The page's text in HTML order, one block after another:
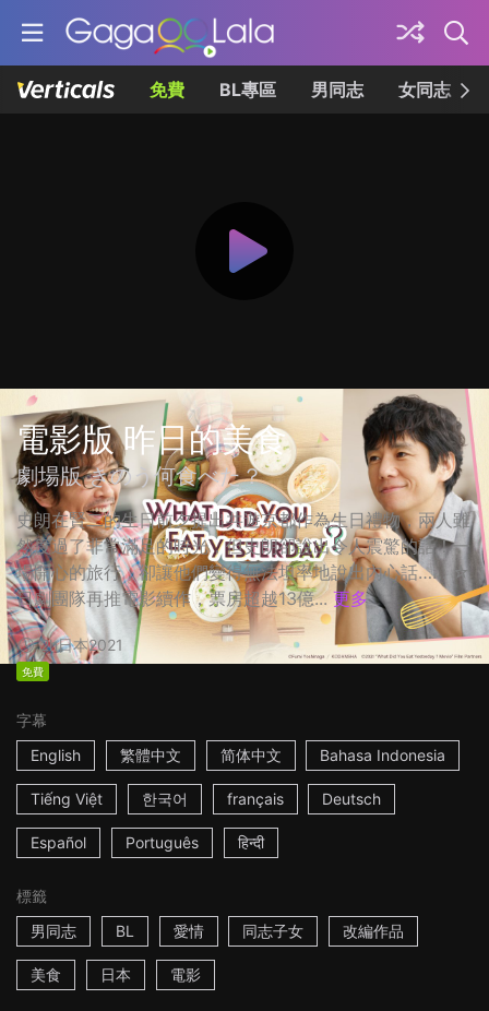
免費 BL專區 男同志 女同志
電影版 昨日的美食
劇場版 きのう何食べた？
史朗在賢二的生日前夕提出共遊京都作為生日禮物，兩人雖
然度過了非常滿足的時光，但史朗卻說出令人震驚的話！一
場開心的旅行，卻讓他們變得無法坦率地說出內心話…… ☆
日劇團隊再推電影續作，票房超越13億... 更多
2h日本2021
免費
字幕
English
繁體中文 简体中文 Bahasa Indonesia
Tiếng Việt 한국어 français Deutsch
Español Português हिन्दी
標籤
男同志
BL 愛情 同志子女 改編作品
美食 日本 電影